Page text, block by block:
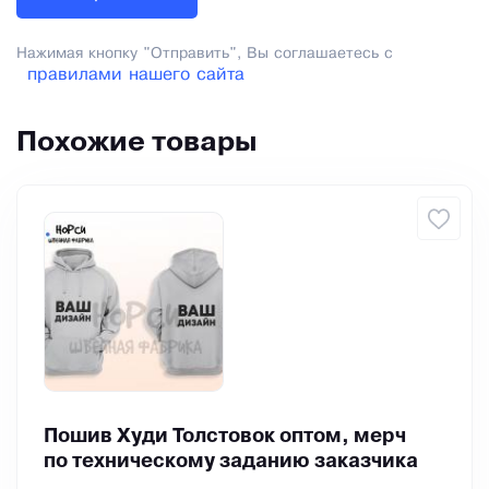
Нажимая кнопку "Отправить", Вы соглашаетесь с
правилами нашего сайта
Похожие товары
Пошив Худи Толстовок оптом, мерч
по техническому заданию заказчика